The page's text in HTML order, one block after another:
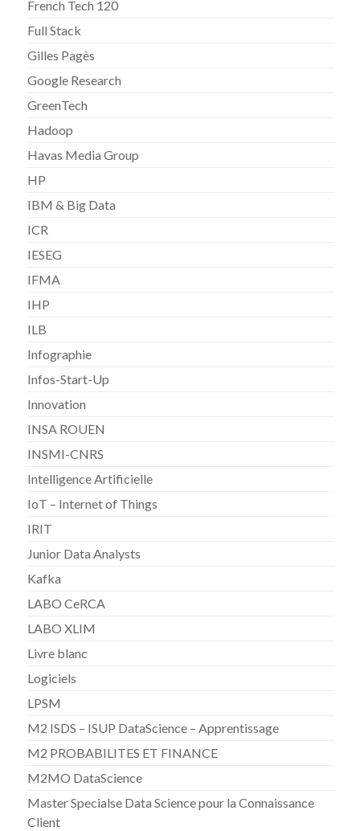
French Tech 120
Full Stack
Gilles Pagès
Google Research
GreenTech
Hadoop
Havas Media Group
HP
IBM & Big Data
ICR
IESEG
IFMA
IHP
ILB
Infographie
Infos-Start-Up
Innovation
INSA ROUEN
INSMI-CNRS
Intelligence Artificielle
IoT – Internet of Things
IRIT
Junior Data Analysts
Kafka
LABO CeRCA
LABO XLIM
Livre blanc
Logiciels
LPSM
M2 ISDS – ISUP DataScience – Apprentissage
M2 PROBABILITES ET FINANCE
M2MO DataScience
Master Specialse Data Science pour la Connaissance
Client